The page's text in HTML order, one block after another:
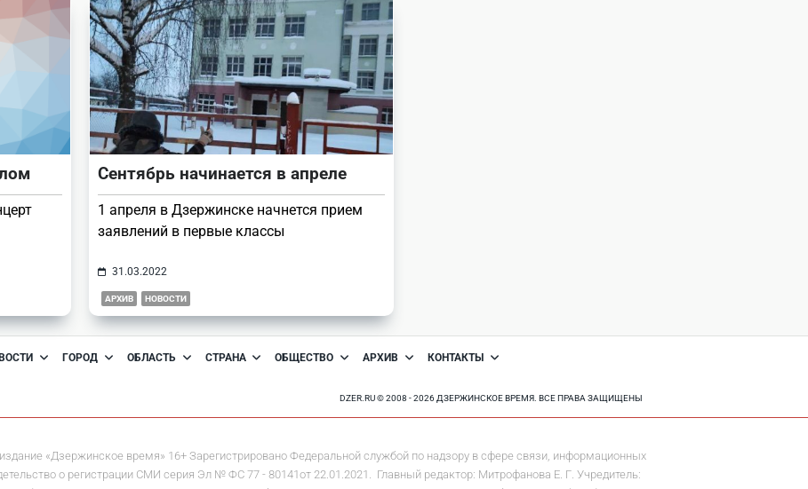
Сентябрь начинается в апреле
1 апреля в Дзержинске начнется прием
заявлений в первые классы
31.03.2022
АРХИВ НОВОСТИ
ГОРОД ОБЛАСТЬ СТРАНА ОБЩЕСТВО АРХИВ КОНТАКТЫ
DZER.RU © 2008 - 2026 ДЗЕРЖИНСКОЕ ВРЕМЯ. ВСЕ ПРАВА ЗАЩИЩЕНЫ
«Дзержинское время» 16+ Зарегистрировано Федеральной службой по надзору в сфере связи, информационных
о регистрации СМИ серия Эл № ФС 77 - 80141от 22.01.2021. Главный редактор: Митрофанова Е. Г. Учредитель: